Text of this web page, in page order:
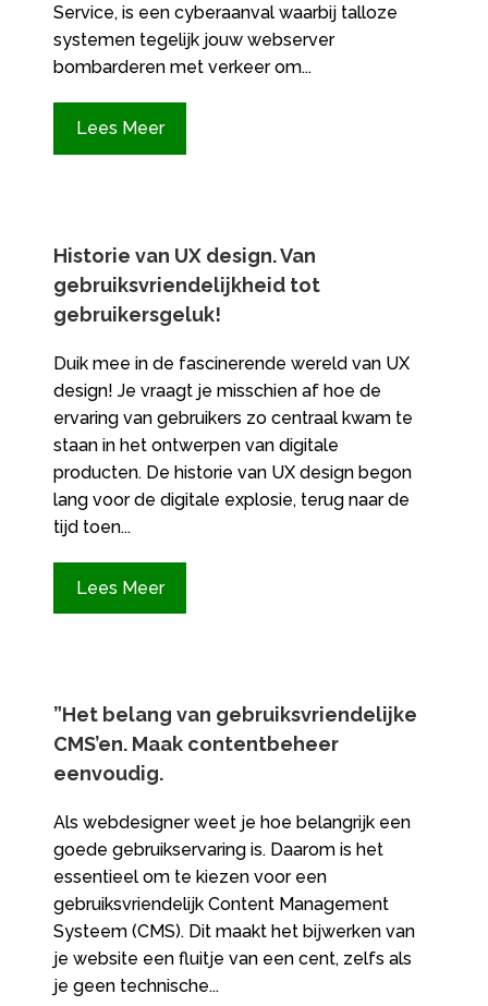
Service, is een cyberaanval waarbij talloze
systemen tegelijk jouw webserver
bombarderen met verkeer om...
Lees Meer
Historie van UX design.​ Van
gebruiksvriendelijkheid tot
gebruikersgeluk!
Duik mee in de fascinerende wereld van UX
design! Je vraagt je misschien af hoe de
ervaring van gebruikers zo centraal kwam te
staan in het ontwerpen van digitale
producten. De historie van UX design begon
lang voor de digitale explosie, terug naar de
tijd toen...
Lees Meer
”Het belang van gebruiksvriendelijke
CMS’en.​ Maak contentbeheer
eenvoudig.​
Als webdesigner weet je hoe belangrijk een
goede gebruikservaring is.​ Daarom is het
essentieel om te kiezen voor een
gebruiksvriendelijk Content Management
Systeem (CMS).​ Dit maakt het bijwerken van
je website een fluitje van een cent, zelfs als
je geen technische...